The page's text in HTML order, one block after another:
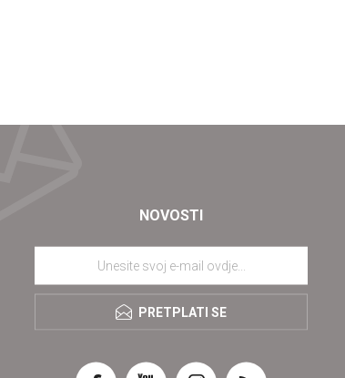
NOVOSTI
PRETPLATI SE